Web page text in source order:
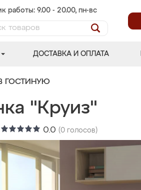
работы: 9.00 - 20.00, пн-вс
ДОСТАВКА И ОПЛАТА
ГОСТИНУЮ
"Круиз"
0.0 (0 голосов)